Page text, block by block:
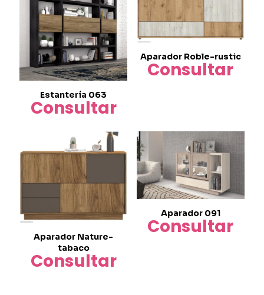
Estantería 063
Consultar
Aparador Roble-rustic
Consultar
Aparador Nature-
tabaco
Consultar
Aparador 091
Consultar